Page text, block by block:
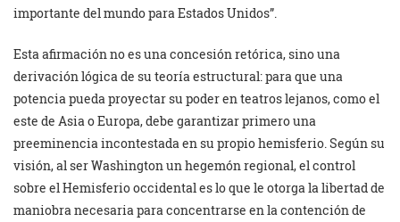
importante del mundo para Estados Unidos”.
Esta afirmación no es una concesión retórica, sino una
derivación lógica de su teoría estructural: para que una
potencia pueda proyectar su poder en teatros lejanos, como el
este de Asia o Europa, debe garantizar primero una
preeminencia incontestada en su propio hemisferio. Según su
visión, al ser Washington un hegemón regional, el control
sobre el Hemisferio occidental es lo que le otorga la libertad de
maniobra necesaria para concentrarse en la contención de